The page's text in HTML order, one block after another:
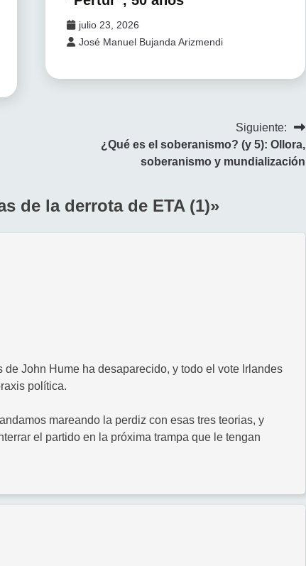
julio 23, 2026
José Manuel Bujanda Arizmendi
Siguiente:
¿Qué es el soberanismo? (y 5): Ollora,
soberanismo y mundialización
de la derrota de ETA (1)»
John Hume ha desaparecido, y todo el vote Irlandes
política.
mareando la perdiz con esas tres teorias, y
el partido en la próxima trampa que le tengan